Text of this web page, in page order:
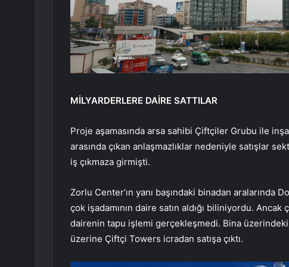
MİLYARDERLERE DAİRE SATTILAR
Proje aşamasında arsa sahibi Çiftçiler Grubu ile
arasında çıkan anlaşmazlıklar nedeniyle satışlar
iş çıkmaza girmişti.
Zorlu Center’ın yanı başındaki binadan aralarında
çok işadamının daire satın aldığı biliniyordu.
dairenin tapu işlemi gerçekleşmedi. Bina
üzerine Çiftçi Towers icradan satışa çıktı.